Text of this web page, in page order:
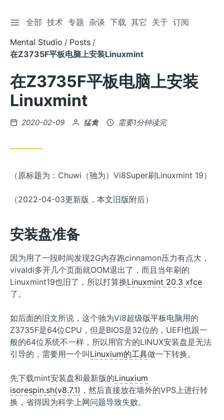
跳
到
文
切换侧边栏
全部 技术 专题 杂谈 下载 其它 关于 订阅
Mental Studio
Posts
在Z3735F平板电脑上安装Linuxmint
在Z3735F平板电脑上安装
Linuxmint
发
2020-02-09 by
猛禽 需要1分钟读完
（原标题为：Chuwi（驰为）Vi8Super刷Linuxmint 19）
（2022-04-03更新版，本文旧版附后）
安装盘准备
因为用了一段时间发现2G内存跑cinnamon压力有点大，
vivaldi多开几个页面就OOM退出了，而且当年刷的
Linuxmint19也旧了，所以打算换Linuxmint 20.3 xfce
了。
如后面的旧文所说，这个驰为Vi8超级版平板电脑用的
Z3735F是64位CPU，但是BIOS是32位的，UEFI也跟一
般的64位系统不一样，所以用官方的LINUX安装盘是无法
引导的，需要用一个叫Linuxium的工具做一下转换。
先下载mint安装盘和最新版的Linuxium
isorespin.sh(v8.7.1) ，然后直接放在墙外的VPS上进行转
换，省得因为科学上网问题导致失败。